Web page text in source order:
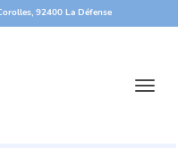
92400 La Défense